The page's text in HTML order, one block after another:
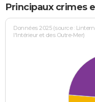
Principaux crimes
Données 2025 (source :
l'Intérieur et des Outre-Mer)